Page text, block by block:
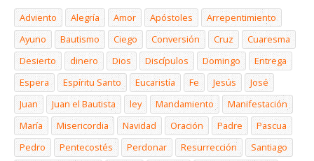
Adviento Alegría Amor Apóstoles
Arrepentimiento
Ayuno
Bautismo Ciego Conversión Cruz
Cuaresma
Desierto
dinero Dios Discípulos Domingo
Entrega
Espera
Espíritu Santo Eucaristía Fe Jesús
José
Juan
Juan el Bautista ley Mandamiento
Manifestación
María
Misericordia Navidad Oración Padre
Pascua
Pedro
Pentecostés Perdonar Resurrección
Santiago